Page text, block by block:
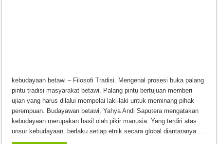
kebudayaan betawi – Filosofi Tradisi. Mengenal prosesi buka palang
pintu tradisi masyarakat betawi. Palang pintu bertujuan memberi
ujian yang harus dilalui mempelai laki-laki untuk meminang pihak
perempuan. Budayawan betawi, Yahya Andi Saputera mengatakan
kebudayaan merupakan hasil olah pikir manusia. Yang terdiri atas
unsur kebudayaan berlaku setiap etnik secara global diantaranya …